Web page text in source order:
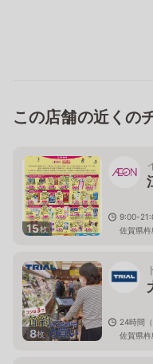
この店舗の近くの
15枚
9:00-
佐賀県
8枚
24時間
佐賀県